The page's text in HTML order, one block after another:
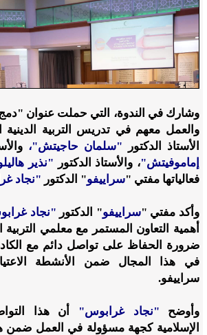
وشارك في الندوة، التي حملت عنوان
والعمل معهم في تدريس التربية
الأستاذ الدكتور "سلمان حاجيتش"،
إماموفيتش"، والأستاذ الدكتور "نذير
فعالياتها مفتي "سراييفو" الدكتور "نجاد
وأكد مفتي "سراييفو" الدكتور "نجاد
أهمية التعاون المستمر مع معلمي التربية
ضرورة الحفاظ على تواصل دائم مع
في هذا المجال ضمن الأنشطة
سراييفو.
وأوضح "نجاد غرابوس"
أن هذا
الإسلامية كجهة مسؤولة في العمل ضمن